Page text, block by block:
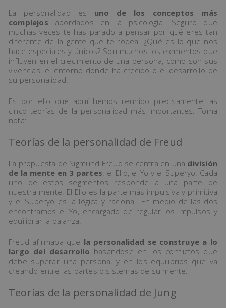
La personalidad es uno de los conceptos más
complejos abordados en la psicología. Seguro que
muchas veces te has parado a pensar por qué eres tan
diferente de la gente que te rodea. ¿Qué es lo que nos
hace especiales y únicos? Son muchos los elementos que
influyen en el crecimiento de una persona, como son sus
vivencias, el entorno donde ha crecido o el desarrollo de
su personalidad.
Es por ello que aquí hemos reunido precisamente las
cinco teorías de la personalidad más importantes. Toma
nota:
Teorías de la personalidad de Freud
La propuesta de Sigmund Freud se centra en una división
de la mente en 3 partes: el Ello, el Yo y el Superyo. Cada
uno de estos segmentos responde a una parte de
nuestra mente. El Ello es la parte más impulsiva y primitiva
y el Superyo es la lógica y racional. En medio de las dos
encontramos el Yo, encargado de regular los impulsos y
equilibrar la balanza.
Freud afirmaba que la personalidad se construye a lo
largo del desarrollo basándose en los conflictos que
debe superar una persona, y en los equilibrios que va
creando entre las partes o sistemas de su mente.
Teorías de la personalidad de Jung